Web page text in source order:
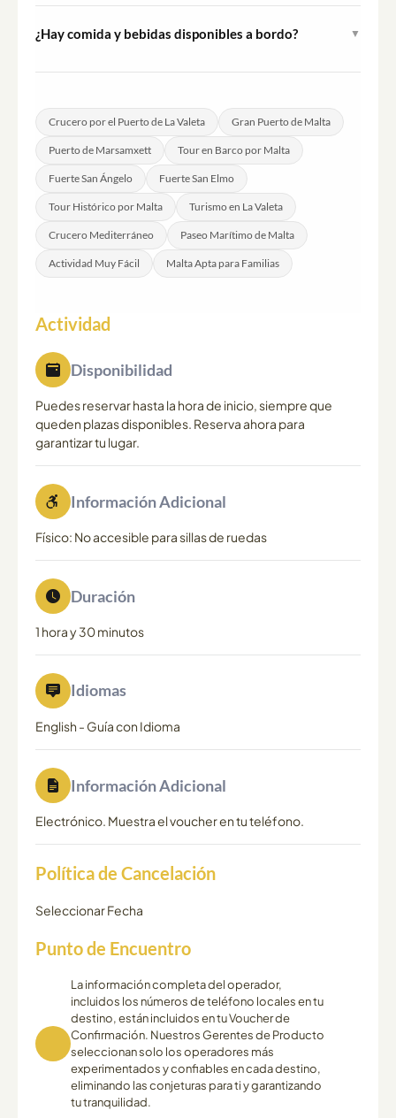
área de embarque del operador en el muelle.
¿Hay comida y bebidas disponibles a bordo? ▼
necesarios antes de embarcar si lo necesitan.
Crucero por el Puerto de La Valeta Gran Puerto de Malta
Puerto de Marsamxett Tour en Barco por Malta
Fuerte San Ángelo Fuerte San Elmo
Tour Histórico por Malta Turismo en La Valeta
Crucero Mediterráneo Paseo Marítimo de Malta
Actividad Muy Fácil Malta Apta para Familias
Actividad
Disponibilidad
Puedes reservar hasta la hora de inicio, siempre que
queden plazas disponibles. Reserva ahora para
garantizar tu lugar.
Información Adicional
Físico: No accesible para sillas de ruedas
Duración
1 hora y 30 minutos
Idiomas
English - Guía con Idioma
Información Adicional
Electrónico. Muestra el voucher en tu teléfono.
Política de Cancelación
Seleccionar Fecha
Punto de Encuentro
La información completa del operador,
incluidos los números de teléfono locales en tu
destino, están incluidos en tu Voucher de
Confirmación. Nuestros Gerentes de Producto
seleccionan solo los operadores más
experimentados y confiables en cada destino,
eliminando las conjeturas para ti y garantizando
tu tranquilidad.